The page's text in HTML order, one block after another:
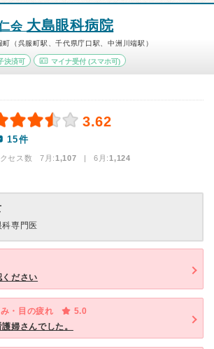
会 大島眼科病院
（呉服町駅、千代県庁口駅、中洲川端駅）
決済可 マイナ受付 (スマホ可)
3.62
15件
セス数 7月:1,107 | 6月:1,124
科専門医
ださい
・目の疲れ
5.0
婦さんでした。